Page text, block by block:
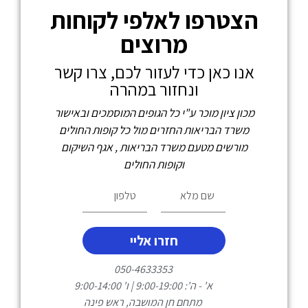
הצטרפו לאלפי לקוחות
מרוצים
אנו כאן כדי לעזור לכם, צרו קשר
ונחזור במהרה
מכון ציון מוכר ע"י כל הגופים המוסמכים ובאישור
משרד הבריאות החזרים מול כל קופות החולים
מורשים מטעם משרד הבריאות , אגף השיקום
וקופות החולים
חזרו אליי
050-4633353
א' - ה': 9:00-19:00 | ו' 9:00-14:00
מתחם חן המושבה, ראש פינה